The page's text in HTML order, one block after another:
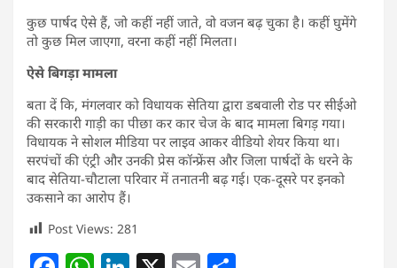
कुछ पार्षद ऐसे हैं, जो कहीं नहीं जाते, वो वजन बढ़ चुका है। कहीं घुमेंगे
तो कुछ मिल जाएगा, वरना कहीं नहीं मिलता।
ऐसे बिगड़ा मामला
बता दें कि, मंगलवार को विधायक सेतिया द्वारा डबवाली रोड पर सीईओ
की सरकारी गाड़ी का पीछा कर कार चेज के बाद मामला बिगड़ गया।
विधायक ने सोशल मीडिया पर लाइव आकर वीडियो शेयर किया था।
सरपंचों की एंट्री और उनकी प्रेस कॉन्फ्रेंस और जिला पार्षदों के धरने के
बाद सेतिया-चौटाला परिवार में तनातनी बढ़ गई। एक-दूसरे पर इनको
उकसाने का आरोप हैं।
Post Views: 281